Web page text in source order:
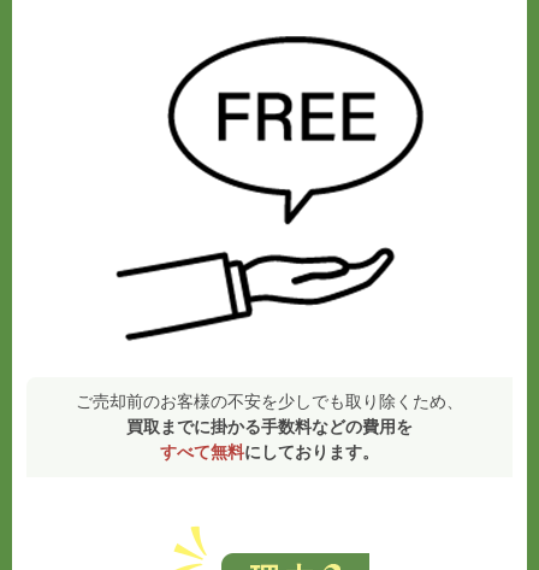
ご売却前のお客様の不安を少しでも取り除くため、
買取までに掛かる手数料などの費用を
すべて無料にしております。